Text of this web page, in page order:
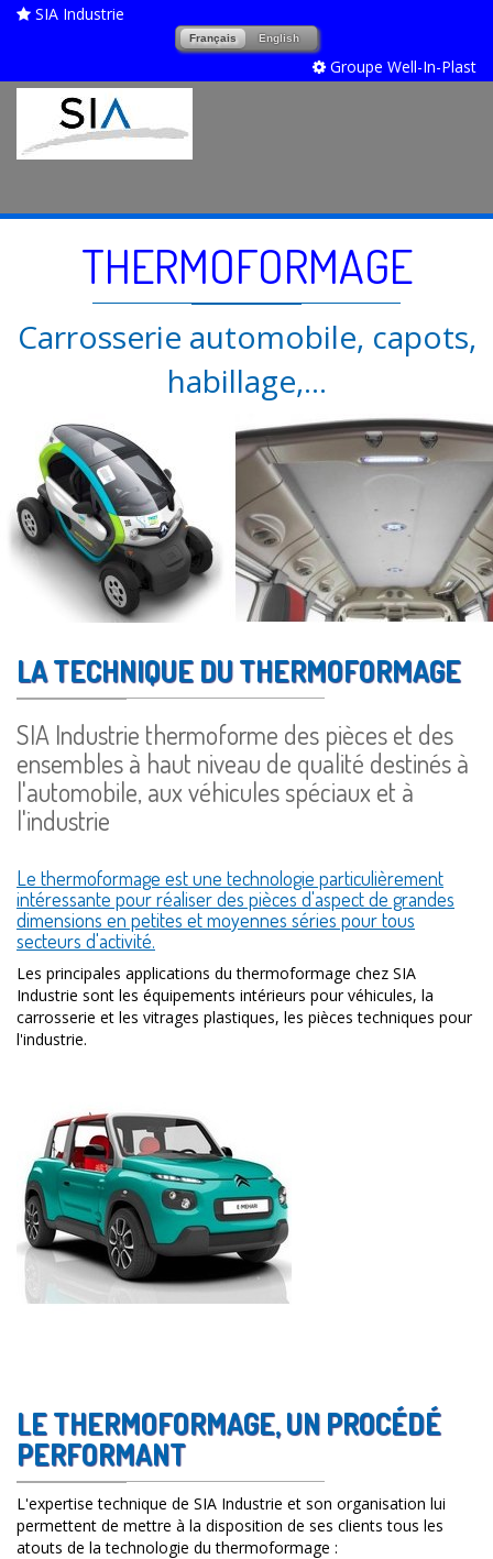
SIA Industrie
Français English
Groupe Well-In-Plast
THERMOFORMAGE
Carrosserie automobile, capots,
habillage,...
LA TECHNIQUE DU THERMOFORMAGE
SIA Industrie thermoforme des pièces et des
ensembles à haut niveau de qualité destinés à
l'automobile, aux véhicules spéciaux et à
l'industrie
Le thermoformage est une technologie particulièrement
intéressante pour réaliser des pièces d'aspect de grandes
dimensions en petites et moyennes séries pour tous
secteurs d'activité.
Les principales applications du thermoformage chez SIA
Industrie sont les équipements intérieurs pour véhicules, la
carrosserie et les vitrages plastiques, les pièces techniques pour
l'industrie.
LE THERMOFORMAGE, UN PROCÉDÉ
PERFORMANT
L'expertise technique de SIA Industrie et son organisation lui
permettent de mettre à la disposition de ses clients tous les
atouts de la technologie du thermoformage :